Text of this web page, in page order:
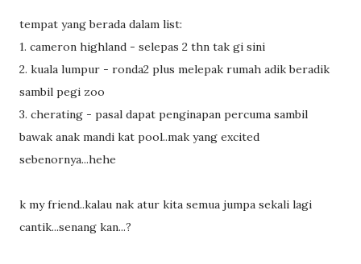
tempat yang berada dalam list:
1. cameron highland - selepas 2 thn tak gi sini
2. kuala lumpur - ronda2 plus melepak rumah adik beradik
sambil pegi zoo
3. cherating - pasal dapat penginapan percuma sambil
bawak anak mandi kat pool..mak yang excited
sebenornya...hehe
k my friend..kalau nak atur kita semua jumpa sekali lagi
cantik...senang kan...?